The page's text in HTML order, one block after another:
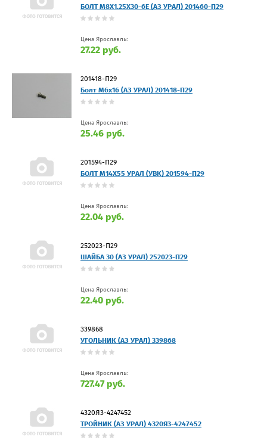
БОЛТ М8Х1.25Х30-6Е (АЗ УРАЛ) 201460-П29
Цена Ярославль:
27.22 руб.
201418-П29
Болт М6х16 (АЗ УРАЛ) 201418-П29
Цена Ярославль:
25.46 руб.
201594-П29
БОЛТ М14Х55 УРАЛ (УВК) 201594-П29
Цена Ярославль:
22.04 руб.
252023-П29
ШАЙБА 30 (АЗ УРАЛ) 252023-П29
Цена Ярославль:
22.40 руб.
339868
УГОЛЬНИК (АЗ УРАЛ) 339868
Цена Ярославль:
727.47 руб.
4320Я3-4247452
ТРОЙНИК (АЗ УРАЛ) 4320Я3-4247452